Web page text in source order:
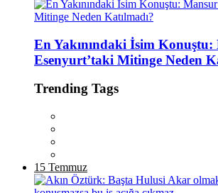
En Yakınındaki İsim Konuştu:
Esenyurt’taki Mitinge Neden
Trending Tags
15 Temmuz